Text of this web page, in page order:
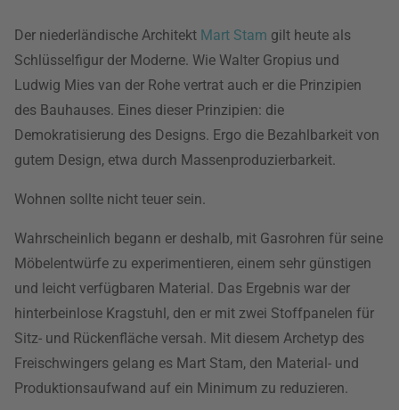
Der niederländische Architekt Mart Stam gilt heute als
Schlüsselfigur der Moderne. Wie Walter Gropius und
Ludwig Mies van der Rohe vertrat auch er die Prinzipien
des Bauhauses. Eines dieser Prinzipien: die
Demokratisierung des Designs. Ergo die Bezahlbarkeit von
gutem Design, etwa durch Massenproduzierbarkeit.
Wohnen sollte nicht teuer sein.
Wahrscheinlich begann er deshalb, mit Gasrohren für seine
Möbelentwürfe zu experimentieren, einem sehr günstigen
und leicht verfügbaren Material. Das Ergebnis war der
hinterbeinlose Kragstuhl, den er mit zwei Stoffpanelen für
Sitz- und Rückenfläche versah. Mit diesem Archetyp des
Freischwingers gelang es Mart Stam, den Material- und
Produktionsaufwand auf ein Minimum zu reduzieren.